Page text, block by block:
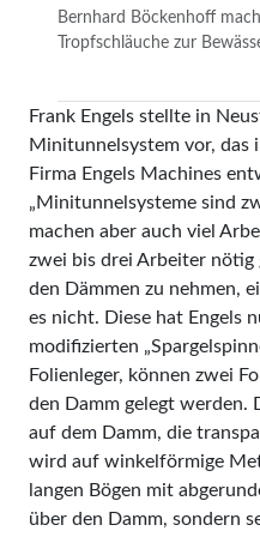
Bernhard Böckenhoff
Tropfschläuche zur
Frank Engels stellte in
Minitunnelsystem vor, das
Firma Engels Machines
„Minitunnelsysteme sind
machen aber auch viel
zwei bis drei Arbeiter nötig
den Dämmen zu nehmen,
es nicht. Diese hat Engels
modifizierten
Folienleger, können zwei
den Damm gelegt werden.
auf dem Damm, die
wird auf winkelförmige
langen Bögen mit
über den Damm, sondern